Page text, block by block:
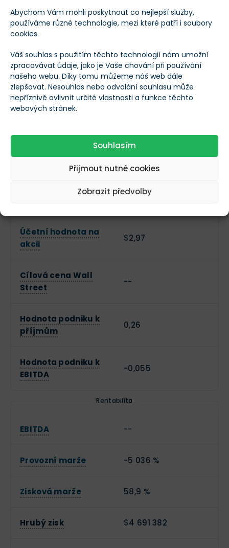
Abychom Vám mohli poskytnout co nejlepší služby,
používáme různé technologie, mezi které patří i soubory
cookies.
Váš souhlas s použitím těchto technologií nám umožní
zpracovávat údaje, jako je Vaše chování při používání
našeho webu. Díky tomu můžeme náš web dále
zlepšovat. Nesouhlas nebo odvolání souhlasu může
nepříznivě ovlivnit určité vlastnosti a funkce těchto
webových stránek.
Souhlasím
Přijmout nutné cookies
Zobrazit předvolby
Tržní kapitalizace $656 494
EV (Hodnota
podniku)
P/B (Cena k účetní
hodnotě)
0,039
P/S (Cena k
0,082
Účetní hodnota na
akcii
$2,97
Cílová cena Wall
Street
--
Hodnota podniku k
příjmům
0,26
Hodnota podniku k
EBITDA
-0,055
Rentabilita
EBITDA --
Provozní marže -5 036 %
Zisková marže 58,9 %
Hrubý zisk $4 691 382